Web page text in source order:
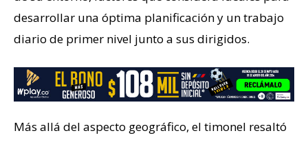
desarrollar una óptima planificación y un trabajo
diario de primer nivel junto a sus dirigidos.
Más allá del aspecto geográfico, el timonel resaltó